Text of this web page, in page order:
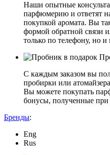
Наши опытные
парфюмерию и ответят
покупкой аромата. Вы
формой обратной связи
только по телефону, но и
С каждым заказом вы
пробирки или
Вы можете покупать
бонусы, полученные при
Бренды:
Eng
Rus